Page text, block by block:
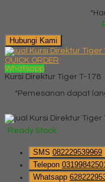
Hubungi Kami
QUICK ORDER
Whatsapp
Kursi Direktur Tiger T-178
*Pemesanan dapat
Ready Stock
SMS 082229539969
Telepon
Whatsapp